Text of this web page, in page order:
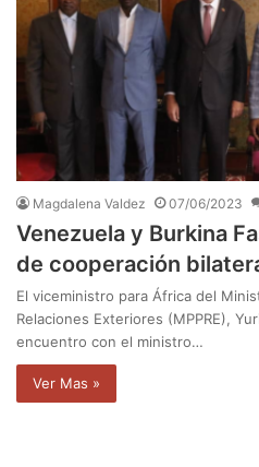
Magdalena Valdez 07/06/2023
Venezuela y Burkina
de cooperación
El viceministro para África del
Relaciones Exteriores (MPPRE),
encuentro con el ministro…
Ver Mas »